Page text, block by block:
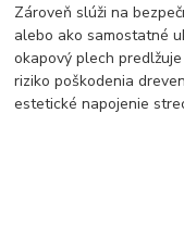
Zároveň slúži na
alebo ako samostatné
okapový plech
riziko poškodenia
estetické napojenie